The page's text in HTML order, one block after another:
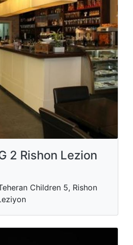
2 Rishon Lezion
Children 5, Rishon